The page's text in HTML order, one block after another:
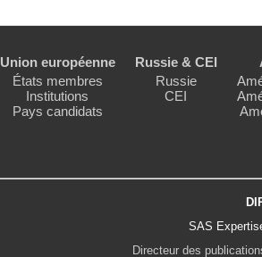
Union européenne
États membres
Institutions
Pays candidats
Russie & CEI
Russie
CEI
SAS
Directeur des